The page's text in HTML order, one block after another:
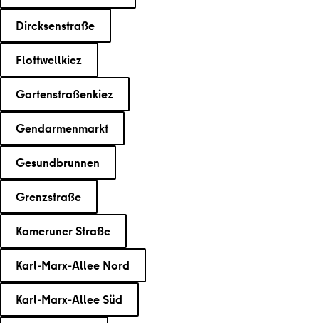
Dircksenstraße
Flottwellkiez
Gartenstraßenkiez
Gendarmenmarkt
Gesundbrunnen
Grenzstraße
Kameruner Straße
Karl-Marx-Allee Nord
Karl-Marx-Allee Süd